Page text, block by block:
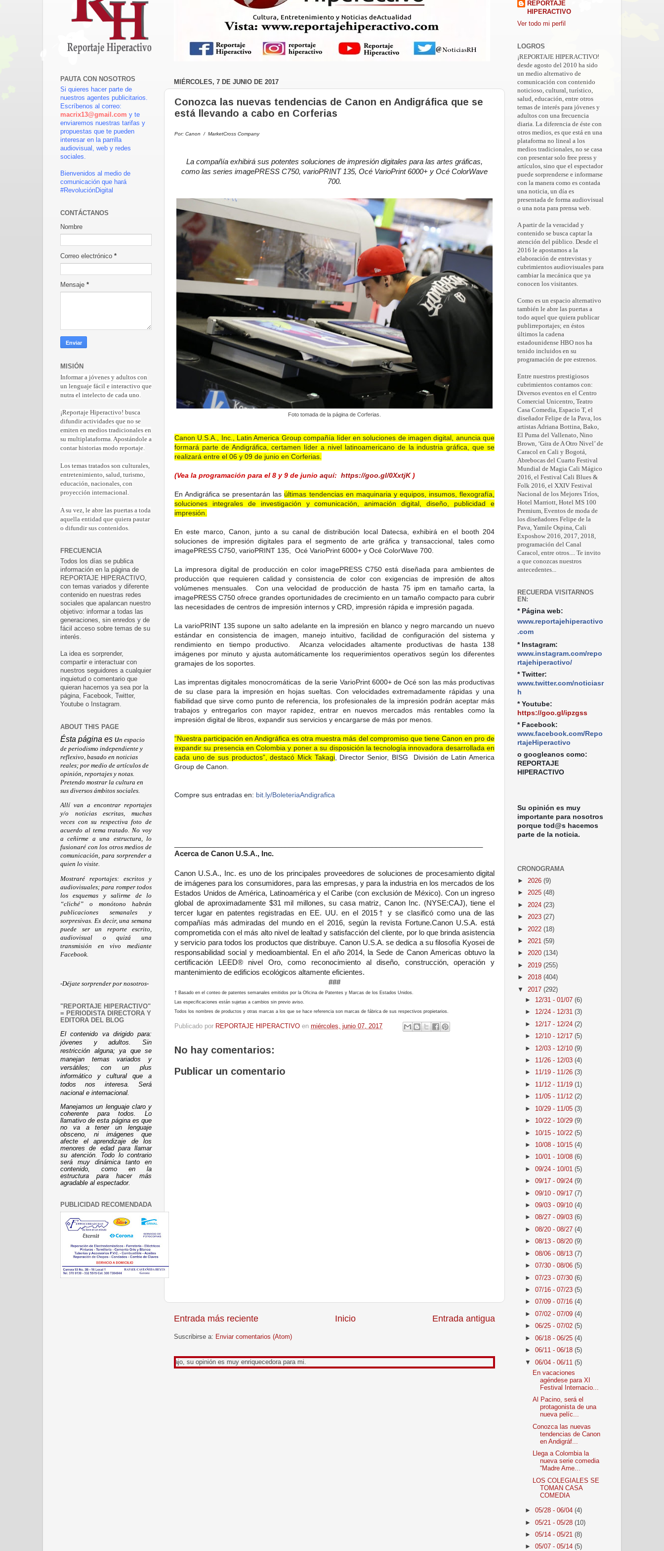
MIÉRCOLES, 7 DE JUNIO DE 2017
Conozca las nuevas tendencias de Canon en Andigráfica que se
está llevando a cabo en Corferias
Por: Canon / MarketCross Company
La compañía exhibirá sus potentes soluciones de impresión digitales para las artes gráficas,
como las series imagePRESS C750, varioPRINT 135, Océ VarioPrint 6000+ y Océ ColorWave
700.
Foto tomada de la página de Corferias.
Canon U.S.A., Inc., Latin America Group compañía líder en soluciones de imagen digital, anuncia que
formará parte de Andigráfica, certamen líder a nivel latinoamericano de la industria gráfica, que se
realizará entre el 06 y 09 de junio en Corferias.
(Vea la programación para el 8 y 9 de junio aquí: https://goo.gl/0XxtjK)
En Andigráfica se presentarán las últimas tendencias en maquinaria y equipos, insumos, flexografía,
soluciones integrales de investigación y comunicación, animación digital, diseño, publicidad e
impresión.
En este marco, Canon, junto a su canal de distribución local Datecsa, exhibirá en el booth 204
soluciones de impresión digitales para el segmento de arte gráfica y transaccional, tales como
imagePRESS C750, varioPRINT 135, Océ VarioPrint 6000+ y Océ ColorWave 700.
La impresora digital de producción en color imagePRESS C750 está diseñada para ambientes de
producción que requieren calidad y consistencia de color con exigencias de impresión de altos
volúmenes mensuales. Con una velocidad de producción de hasta 75 ipm en tamaño carta, la
imagePRESS C750 ofrece grandes oportunidades de crecimiento en un tamaño compacto para cubrir
las necesidades de centros de impresión internos y CRD, impresión rápida e impresión pagada.
La varioPRINT 135 supone un salto adelante en la impresión en blanco y negro marcando un nuevo
estándar en consistencia de imagen, manejo intuitivo, facilidad de configuración del sistema y
rendimiento en tiempo productivo. Alcanza velocidades altamente productivas de hasta 138
imágenes por minuto y ajusta automáticamente los requerimientos operativos según los diferentes
gramajes de los soportes.
Las imprentas digitales monocromáticas de la serie VarioPrint 6000+ de Océ son las más productivas
de su clase para la impresión en hojas sueltas. Con velocidades extremadamente rápidas y una
fiabilidad que sirve como punto de referencia, los profesionales de la impresión podrán aceptar más
trabajos y entregarlos con mayor rapidez, entrar en nuevos mercados más rentables como la
impresión digital de libros, expandir sus servicios y encargarse de más por menos.
“Nuestra participación en Andigráfica es otra muestra más del compromiso que tiene Canon en pro de
expandir su presencia en Colombia y poner a su disposición la tecnología innovadora desarrollada en
cada uno de sus productos”, destacó Mick Takagi, Director Senior, BISG División de Latin America
Group de Canon.
Compre sus entradas en: bit.ly/BoleteriaAndigrafica
Acerca de Canon U.S.A., Inc.
Canon U.S.A., Inc. es uno de los principales proveedores de soluciones de procesamiento digital
de imágenes para los consumidores, para las empresas, y para la industria en los mercados de los
Estados Unidos de América, Latinoamérica y el Caribe (con exclusión de México). Con un ingreso
global de aproximadamente $31 mil millones, su casa matriz, Canon Inc. (NYSE:CAJ), tiene el
tercer lugar en patentes registradas en EE. UU. en el 2015† y se clasificó como una de las
compañías más admiradas del mundo en el 2016, según la revista Fortune.Canon U.S.A. está
comprometida con el más alto nivel de lealtad y satisfacción del cliente, por lo que brinda asistencia
y servicio para todos los productos que distribuye. Canon U.S.A. se dedica a su filosofía Kyosei de
responsabilidad social y medioambiental. En el año 2014, la Sede de Canon Americas obtuvo la
certificación LEED® nivel Oro, como reconocimiento al diseño, construcción, operación y
mantenimiento de edificios ecológicos altamente eficientes.
###
† Basado en el conteo de patentes semanales emitidos por la Oficina de Patentes y Marcas de los Estados Unidos.
Las especificaciones están sujetas a cambios sin previo aviso.
Todos los nombres de productos y otras marcas a los que se hace referencia son marcas de fábrica de sus respectivos propietarios.
Publicado por REPORTAJE HIPERACTIVO en miércoles, junio 07, 2017
No hay comentarios:
Publicar un comentario
Entrada más reciente Entrada antigua
Inicio
Suscribirse a: Enviar comentarios (Atom)
Gracias por leer mi trabajo, su opinión es muy enriquecedora para mi.
PAUTA CON NOSOTROS
Si quieres hacer parte de
nuestros agentes publicitarios.
Escríbenos al correo:
macrix13@gmail.com y te
enviaremos nuestras tarifas y
propuestas que te pueden
interesar en la parrilla
audiovisual, web y redes
sociales.
Bienvenidos al medio de
comunicación que hará
#RevoluciónDigital
CONTÁCTANOS
Nombre
Correo electrónico *
Mensaje *
MISIÓN
Informar a jóvenes y adultos con
un lenguaje fácil e interactivo que
nutra el intelecto de cada uno.
¡Reportaje Hiperactivo! busca
difundir actividades que no se
emiten en medios tradicionales en
su multiplataforma. Apostándole a
contar historias modo reportaje.
Los temas tratados son culturales,
entretenimiento, salud, turismo,
educación, nacionales, con
proyección internacional.
A su vez, le abre las puertas a toda
aquella entidad que quiera pautar
o difundir sus contenidos.
FRECUENCIA
Todos los días se publica
información en la página de
REPORTAJE HIPERACTIVO,
con temas variados y diferente
contenido en nuestras redes
sociales que apalancan nuestro
objetivo: informar a todas las
generaciones, sin enredos y de
fácil acceso sobre temas de su
interés.
La idea es sorprender,
compartir e interactuar con
nuestros seguidores a cualquier
inquietud o comentario que
quieran hacernos ya sea por la
página, Facebook, Twitter,
Youtube o Instagram.
ABOUT THIS PAGE
Ésta página es un espacio
de periodismo independiente y
reflexivo, basado en noticias
reales; por medio de artículos de
opinión, reportajes y notas.
Pretendo mostrar la cultura en
sus diversos ámbitos sociales.
Allí van a encontrar reportajes
y/o noticias escritas, muchas
veces con su respectiva foto de
acuerdo al tema tratado. No voy
a ceñirme a una estructura, lo
fusionaré con los otros medios de
comunicación, para sorprender a
quien lo visite.
Mostraré reportajes: escritos y
audiovisuales; para romper todos
los esquemas y salirme de lo
“cliché” o monótono habrán
publicaciones semanales y
sorpresivas. Es decir, una semana
puede ser un reporte escrito,
audiovisual o quizá una
transmisión en vivo mediante
Facebook.
-Déjate sorprender por nosotros-
"REPORTAJE HIPERACTIVO"
= PERIODISTA DIRECTORA Y
EDITORA DEL BLOG
El contenido va dirigido para:
jóvenes y adultos. Sin
restricción alguna; ya que se
manejan temas variados y
versátiles; con un plus
informático y cultural que a
todos nos interesa. Será
nacional e internacional.
Manejamos un lenguaje claro y
coherente para todos. Lo
llamativo de esta página es que
no va a tener un lenguaje
obsceno, ni imágenes que
afecte el aprendizaje de los
menores de edad para llamar
su atención. Todo lo contrario
será muy dinámica tanto en
contenido, como en la
estructura para hacer más
agradable al espectador.
PUBLICIDAD RECOMENDADA
REPORTAJE
HIPERACTIVO
Ver todo mi perfil
LOGROS
¡REPORTAJE HIPERACTIVO!
desde agosto del 2010 ha sido
un medio alternativo de
comunicación con contenido
noticioso, cultural, turístico,
salud, educación, entre otros
temas de interés para jóvenes y
adultos con una frecuencia
diaria. La diferencia de éste con
otros medios, es que está en una
plataforma no lineal a los
medios tradicionales, no se casa
con presentar solo free press y
artículos, sino que el espectador
puede sorprenderse e informarse
con la manera como es contada
una noticia, un día es
presentada de forma audiovisual
o una nota para prensa web.
A partir de la veracidad y
contenido se busca captar la
atención del público. Desde el
2016 le apostamos a la
elaboración de entrevistas y
cubrimientos audiovisuales para
cambiar la mecánica que ya
conocen los visitantes.
Como es un espacio alternativo
también le abre las puertas a
todo aquel que quiera publicar
publirreportajes; en éstos
últimos la cadena
estadounidense HBO nos ha
tenido incluidos en su
programación de pre estrenos.
Entre nuestros prestigiosos
cubrimientos contamos con:
Diversos eventos en el Centro
Comercial Unicentro, Teatro
Casa Comedia, Espacio T, el
diseñador Felipe de la Pava, los
artistas Adriana Bottina, Bako,
El Puma del Vallenato, Nino
Brown, ‘Gira de A Otro Nivel’ de
Caracol en Cali y Bogotá,
Abrebocas del Cuarto Festival
Mundial de Magia Cali Mágico
2016, el Festival Cali Blues &
Folk 2016, el XXIV Festival
Nacional de los Mejores Tríos,
Hotel Marriott, Hotel MS 100
Premium, Eventos de moda de
los diseñadores Felipe de la
Pava, Yamile Ospina, Cali
Exposhow 2016, 2017, 2018,
programación del Canal
Caracol, entre otros.... Te invito
a que conozcas nuestros
antecedentes...
RECUERDA VISITARNOS
EN:
* Página web:
www.reportajehiperactivo
.com
* Instagram:
www.instagram.com/repo
rtajehiperactivo/
* Twitter:
www.twitter.com/noticiasr
h
* Youtube:
https://goo.gl/ipzgss
* Facebook:
www.facebook.com/Repo
rtajeHiperactivo
o googleanos como:
REPORTAJE
HIPERACTIVO
Su opinión es muy
importante para nosotros
porque tod@s hacemos
parte de la noticia.
CRONOGRAMA
► 2026 (9)
► 2025 (48)
► 2024 (23)
► 2023 (27)
► 2022 (18)
► 2021 (59)
► 2020 (134)
► 2019 (255)
► 2018 (404)
▼ 2017 (292)
► 12/31 - 01/07(6)
► 12/24 - 12/31(3)
► 12/17 - 12/24(2)
► 12/10 - 12/17(5)
► 12/03 - 12/10(9)
► 11/26 - 12/03(4)
► 11/19 - 11/26(3)
► 11/12 - 11/19(1)
► 11/05 - 11/12(2)
► 10/29 - 11/05(3)
► 10/22 - 10/29(9)
► 10/15 - 10/22(5)
► 10/08 - 10/15(4)
► 10/01 - 10/08(6)
►09/24 - 10/01(5)
►09/17 - 09/24(9)
►09/10 - 09/17(7)
►09/03 - 09/10(4)
►08/27 - 09/03(6)
►08/20 - 08/27(4)
►08/13 - 08/20(9)
►08/06 - 08/13(7)
►07/30 - 08/06(5)
►07/23 - 07/30(6)
►07/16 - 07/23(5)
►07/09 - 07/16(4)
►07/02 - 07/09(4)
►06/25 - 07/02(5)
►06/18 - 06/25(4)
►06/11 - 06/18(5)
▼06/04 - 06/11(5)
En vacaciones
agéndese para XI
Festival Internacio...
Al Pacino, será el
protagonista de una
nueva pelíc...
Conozca las nuevas
tendencias de Canon
en Andigráf...
Llega a Colombia la
nueva serie comedia
“Madre Ame...
LOS COLEGIALES SE
TOMAN CASA
COMEDIA
►05/28 - 06/04(4)
►05/21 - 05/28(10)
►05/14 - 05/21(8)
►05/07 - 05/14(5)